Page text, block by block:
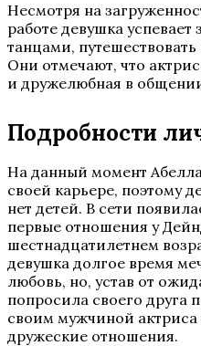
Несмотря на
работе девушка
танцами,
Они отмечают, что
и дружелюбная в
Подробности
На данный момент
своей карьере, поэтому
нет детей. В сети
первые отношения у
шестнадцатилетнем
девушка долгое время
любовь, но, устав от
попросила своего друга
своим мужчиной
дружеские отношения.